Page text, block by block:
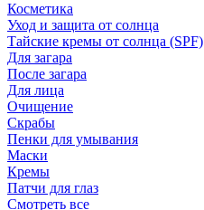
Косметика
Уход и защита от солнца
Тайские кремы от солнца (SPF)
Для загара
После загара
Для лица
Очищение
Скрабы
Пенки для умывания
Маски
Кремы
Патчи для глаз
Смотреть все